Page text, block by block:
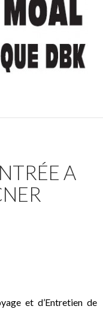
A
et d’Entretien de